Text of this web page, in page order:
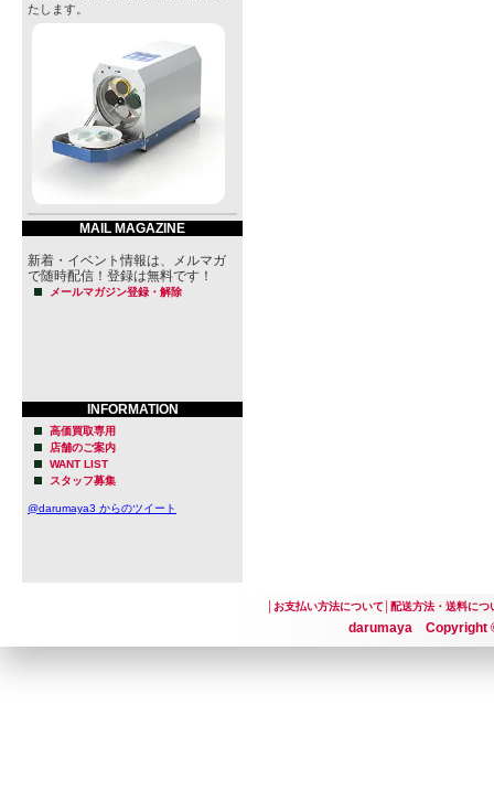
たします。
MAIL MAGAZINE
新着・イベント情報は、メルマガ
で随時配信！登録は無料です！
メールマガジン登録・解除
INFORMATION
高価買取専用
店舗のご案内
WANT LIST
スタッフ募集
@darumaya3 からのツイート
お支払い方法について│ 配送方法・送料につ
darumaya Copyright